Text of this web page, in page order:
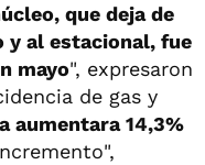
que deja de
y al estacional, fue
mayo", expresaron
de gas y
aumentara 14,3%